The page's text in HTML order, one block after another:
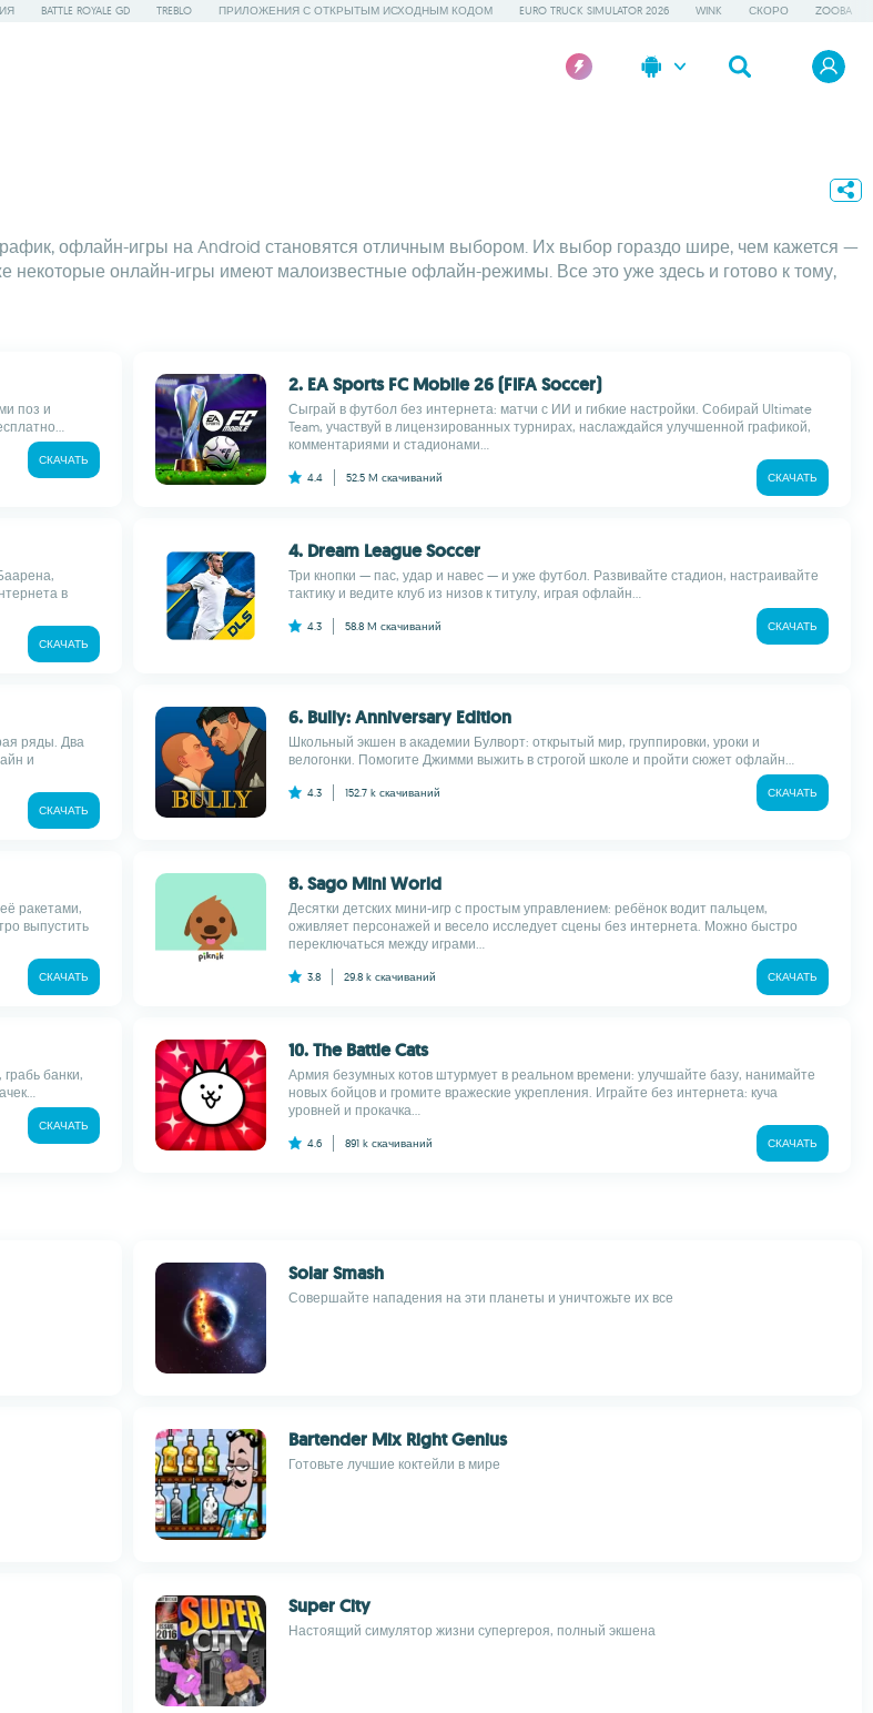
BATTLE ROYALE GD TREBLO ПРИЛОЖЕНИЯ С ОТКРЫТЫМ ИСХОДНЫМ КОДОМ EURO TRUCK SIMULATOR 2026 WINK СКОРО ZOOBA
офлайн-игры на Android становятся отличным выбором. Их выбор гораздо шире, чем кажется —
некоторые онлайн-игры имеют малоизвестные офлайн-режимы. Все это уже здесь и готово к тому,
поз и
СКАЧАТЬ
2. EA Sports FC Mobile 26 (FIFA Soccer)
Сыграй в футбол без интернета: матчи с ИИ и гибкие настройки. Собирай Ultimate
Team, участвуй в лицензированных турнирах, наслаждайся улучшенной графикой,
комментариями и стадионами...
4.4 52.5 M скачиваний СКАЧАТЬ
в
СКАЧАТЬ
4. Dream League Soccer
Три кнопки — пас, удар и навес — и уже футбол. Развивайте стадион, настраивайте
тактику и ведите клуб из низов к титулу, играя офлайн...
4.3 58.8 M скачиваний СКАЧАТЬ
ряды. Два
и
СКАЧАТЬ
6. Bully: Anniversary Edition
Школьный экшен в академии Булворт: открытый мир, группировки, уроки и
велогонки. Помогите Джимми выжить в строгой школе и пройти сюжет офлайн...
4.3 152.7 k скачиваний СКАЧАТЬ
ракетами,
выпустить
СКАЧАТЬ
8. Sago Mini World
Десятки детских мини-игр с простым управлением: ребёнок водит пальцем,
оживляет персонажей и весело исследует сцены без интернета. Можно быстро
переключаться между играми...
3.8 29.8 k скачиваний СКАЧАТЬ
банки,
СКАЧАТЬ
10. The Battle Cats
Армия безумных котов штурмует в реальном времени: улучшайте базу, нанимайте
новых бойцов и громите вражеские укрепления. Играйте без интернета: куча
уровней и прокачка...
4.6 891 k скачиваний СКАЧАТЬ
Solar Smash
Совершайте нападения на эти планеты и уничтожьте их все
Bartender Mix Right Genius
Готовьте лучшие коктейли в мире
Super City
Настоящий симулятор жизни супергероя, полный экшена